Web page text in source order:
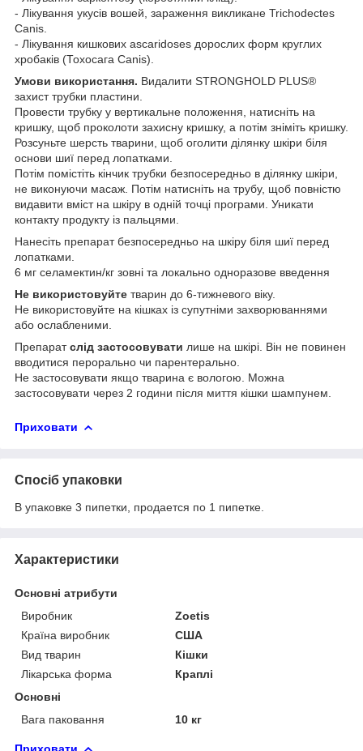
- Лікування укусів вошей, зараження викликане Trichodectes
Canis.
- Лікування кишкових ascaridoses дорослих форм круглих
хробаків (Тохосага Canis).
Умови використання. Видалити STRONGHOLD PLUS®
захист трубки пластини.
Провести трубку у вертикальне положення, натисніть на
кришку, щоб проколоти захисну кришку, а потім зніміть кришку.
Розсуньте шерсть тварини, щоб оголити ділянку шкіри біля
основи шиї перед лопатками.
Потім помістіть кінчик трубки безпосередньо в ділянку шкіри,
не виконуючи масаж. Потім натисніть на трубу, щоб повністю
видавити вміст на шкіру в одній точці програми. Уникати
контакту продукту із пальцями.
Нанесіть препарат безпосередньо на шкіру біля шиї перед
лопатками.
6 мг селамектин/кг зовні та локально одноразове введення
Не використовуйте тварин до 6-тижневого віку.
Не використовуйте на кішках із супутніми захворюваннями
або ослабленими.
Препаратслід застосовувати лише на шкірі. Він не повинен
вводитися перорально чи парентерально.
Не застосовувати якщо тварина є вологою. Можна
застосовувати через 2 години після миття кішки шампунем.
Приховати
Спосіб упаковки
В упаковке 3 пипетки, продается по 1 пипетке.
Характеристики
Основні атрибути
Виробник
Zoetis
Країна виробник
США
Вид тварин
Кішки
Лікарська форма
Краплі
Основні
Вага паковання
10 кг
Приховати